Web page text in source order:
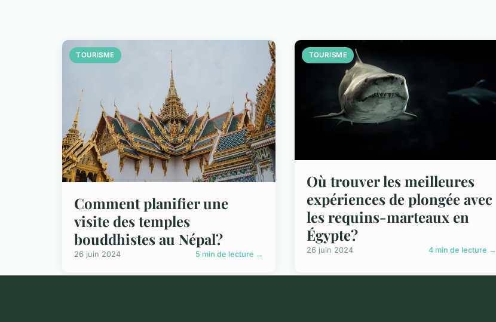
TOURISME
Comment planifier une
visite des temples
bouddhistes au Népal?
26 juin 2024 5 min de lecture →
TOURISME
Où trouver les meilleures
expériences de plongée avec
les requins-marteaux en
Égypte?
26 juin 2024 4 min de lecture →